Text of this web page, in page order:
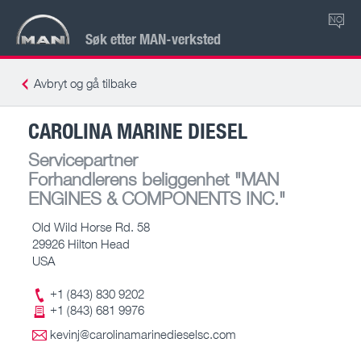
Søk etter MAN-verksted
NO
Avbryt og gå tilbake
CAROLINA MARINE DIESEL
Servicepartner
Forhandlerens beliggenhet "MAN
ENGINES & COMPONENTS INC."
Old Wild Horse Rd. 58
29926 Hilton Head
USA
+1 (843) 830 9202
+1 (843) 681 9976
kevinj@carolinamarinedieselsc.com